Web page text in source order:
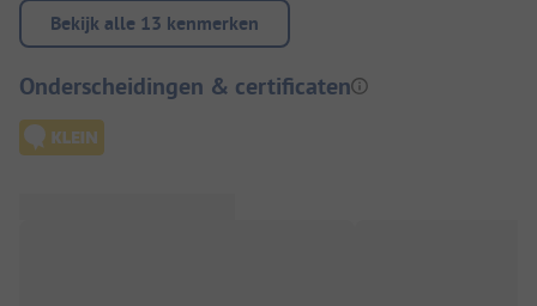
Bekijk alle 13 kenmerken
Onderscheidingen & certificaten